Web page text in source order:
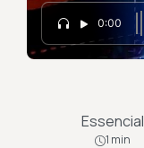
0:00
Essencial
1 min